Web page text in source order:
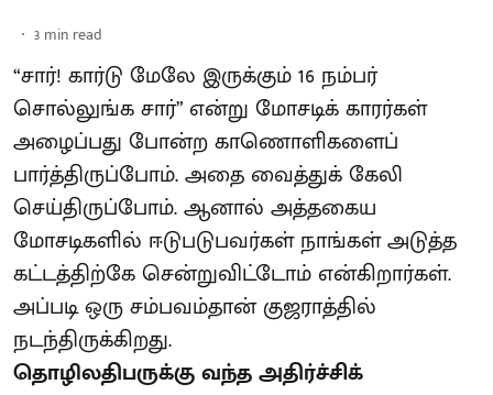
3 min read
“சார்! கார்டு மேலே இருக்கும் 16 நம்பர்
சொல்லுங்க சார்” என்று மோசடிக் காரர்கள்
அழைப்பது போன்ற காணொளிகளைப்
பார்த்திருப்போம். அதை வைத்துக் கேலி
செய்திருப்போம். ஆனால் அத்தகைய
மோசடிகளில் ஈடுபடுபவர்கள் நாங்கள் அடுத்த
கட்டத்திற்கே சென்றுவிட்டோம் என்கிறார்கள்.
அப்படி ஒரு சம்பவம்தான் குஜராத்தில்
நடந்திருக்கிறது.
தொழிலதிபருக்கு வந்த அதிர்ச்சிக்